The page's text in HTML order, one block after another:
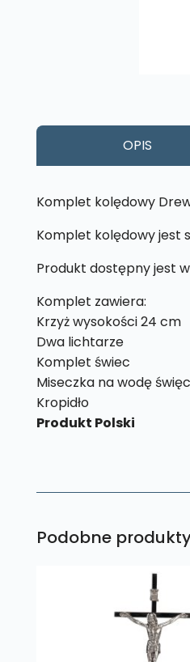
OPIS
Komplet kolędowy
Komplet kolędowy jest
Produkt dostępny jest
Komplet zawiera:
Krzyż wysokości 24 cm
Dwa lichtarze
Komplet świec
Miseczka na wodę
Kropidło
Produkt Polski
Podobne